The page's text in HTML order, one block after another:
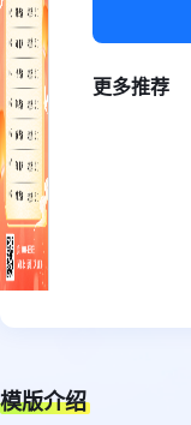
更多推荐
模版介绍